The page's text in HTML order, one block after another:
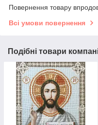
Повернення товару
Всі умови повернення
Подібні товари